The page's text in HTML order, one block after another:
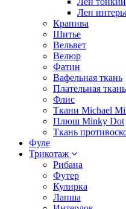
Лен
Крапива
Шитье
Вельвет
Велюр
Фатин
Вафельная ткань
Плательная ткань
Флис
Ткани Michael
Плюш Minky Dot
Ткань
Фуле
Трикотаж
Рибана
Футер
Кулирка
Лапша